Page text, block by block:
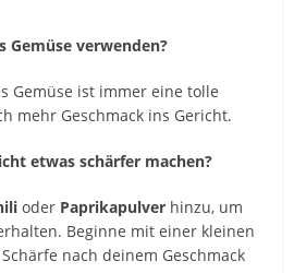
Gemüse verwenden?
Gemüse ist immer eine tolle
mehr Geschmack ins Gericht.
etwas schärfer machen?
oder Paprikapulver hinzu, um
Beginne mit einer kleinen
nach deinem Geschmack